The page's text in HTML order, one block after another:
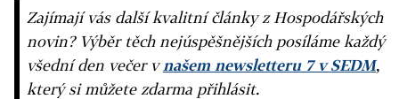
Zajímají vás další kvalitní články z Hospodářských
novin? Výběr těch nejúspěšnějších posíláme každý
všední den večer vnašem newsletteru 7 v SEDM,
který si můžete zdarma přihlásit.